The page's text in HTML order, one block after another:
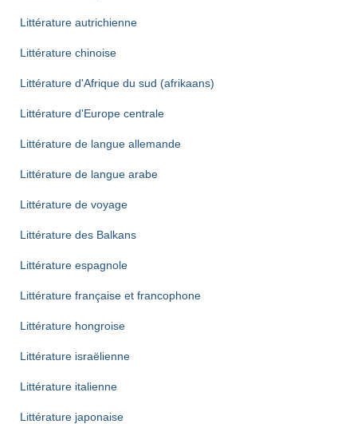
Littérature autrichienne
Littérature chinoise
Littérature d'Afrique du sud (afrikaans)
Littérature d'Europe centrale
Littérature de langue allemande
Littérature de langue arabe
Littérature de voyage
Littérature des Balkans
Littérature espagnole
Littérature française et francophone
Littérature hongroise
Littérature israëlienne
Littérature italienne
Littérature japonaise